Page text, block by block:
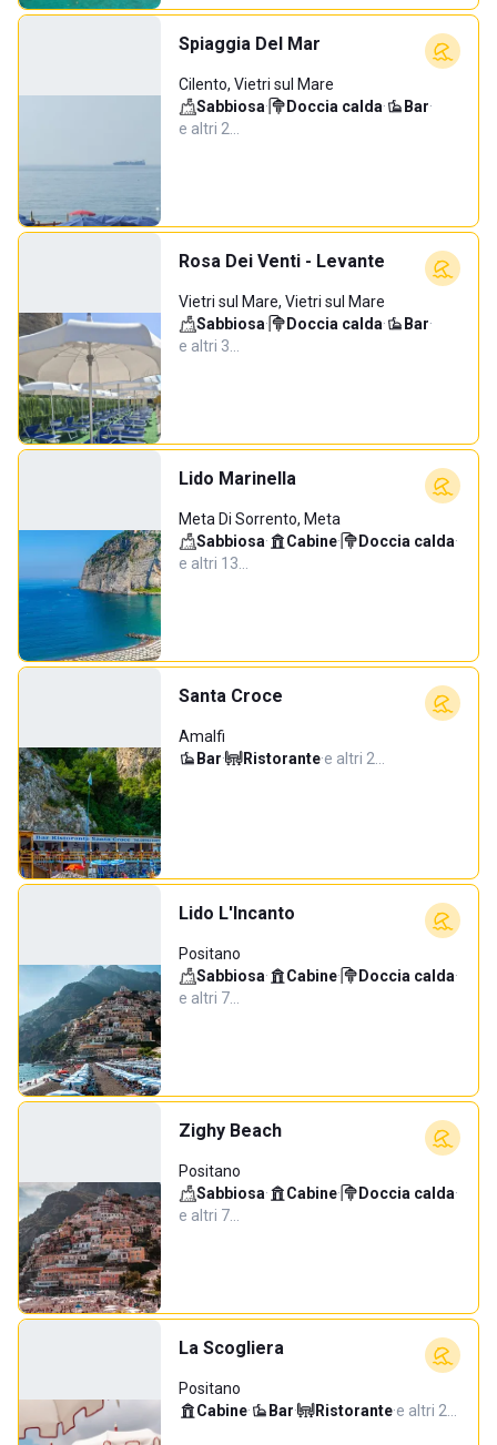
Spiaggia Del Mar
Cilento, Vietri sul Mare
Sabbiosa· Doccia calda· Bar·
e altri 2…
Rosa Dei Venti - Levante
Vietri sul Mare, Vietri sul Mare
Sabbiosa· Doccia calda· Bar·
e altri 3…
Lido Marinella
Meta Di Sorrento, Meta
Sabbiosa· Cabine· Doccia calda·
e altri 13…
Santa Croce
Amalfi
Bar· Ristorante·e altri 2…
Lido L'Incanto
Positano
Sabbiosa· Cabine· Doccia calda·
e altri 7…
Zighy Beach
Positano
Sabbiosa· Cabine· Doccia calda·
e altri 7…
La Scogliera
Positano
Cabine· Bar· Ristorante·e altri 2…